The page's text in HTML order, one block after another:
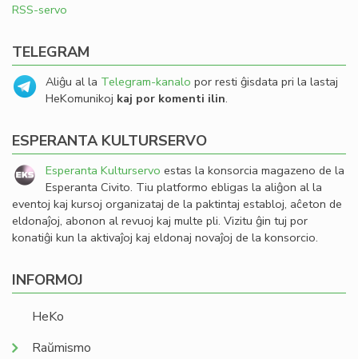
RSS-servo
TELEGRAM
Aliĝu al la Telegram-kanalo por resti ĝisdata pri la lastaj
HeKomunikoj kaj por komenti ilin.
ESPERANTA KULTURSERVO
Esperanta Kulturservo estas la konsorcia magazeno de la
Esperanta Civito. Tiu platformo ebligas la aliĝon al la
eventoj kaj kursoj organizataj de la paktintaj establoj, aĉeton de
eldonaĵoj, abonon al revuoj kaj multe pli. Vizitu ĝin tuj por
konatiĝi kun la aktivaĵoj kaj eldonaj novaĵoj de la konsorcio.
INFORMOJ
HeKo
Raŭmismo